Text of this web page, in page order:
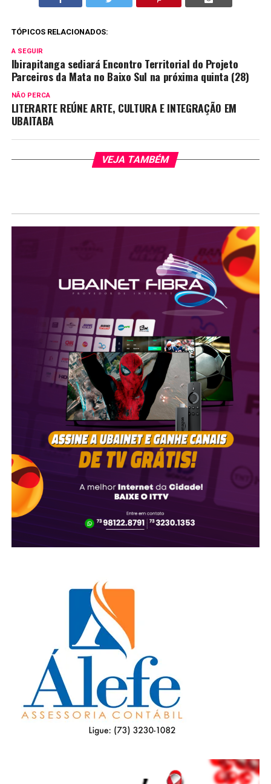
TÓPICOS RELACIONADOS:
A SEGUIR
Ibirapitanga sediará Encontro Territorial do Projeto
Parceiros da Mata no Baixo Sul na próxima quinta (28)
NÃO PERCA
LITERARTE REÚNE ARTE, CULTURA E INTEGRAÇÃO EM
UBAITABA
VEJA TAMBÉM